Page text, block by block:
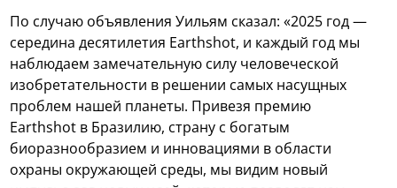
По случаю объявления Уильям сказал: «2025 год —
середина десятилетия Earthshot, и каждый год мы
наблюдаем замечательную силу человеческой
изобретательности в решении самых насущных
проблем нашей планеты. Привезя премию
Earthshot в Бразилию, страну с богатым
биоразнообразием и инновациями в области
охраны окружающей среды, мы видим новый